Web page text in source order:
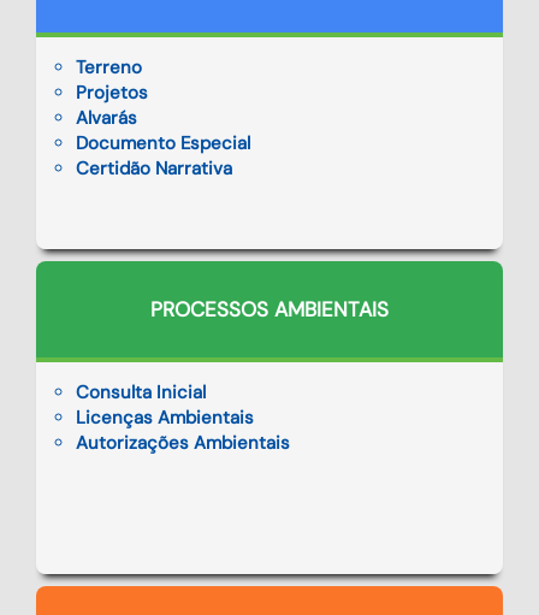
Terreno
Projetos
Alvarás
Documento Especial
Certidão Narrativa
PROCESSOS AMBIENTAIS
Consulta Inicial
Licenças Ambientais
Autorizações Ambientais